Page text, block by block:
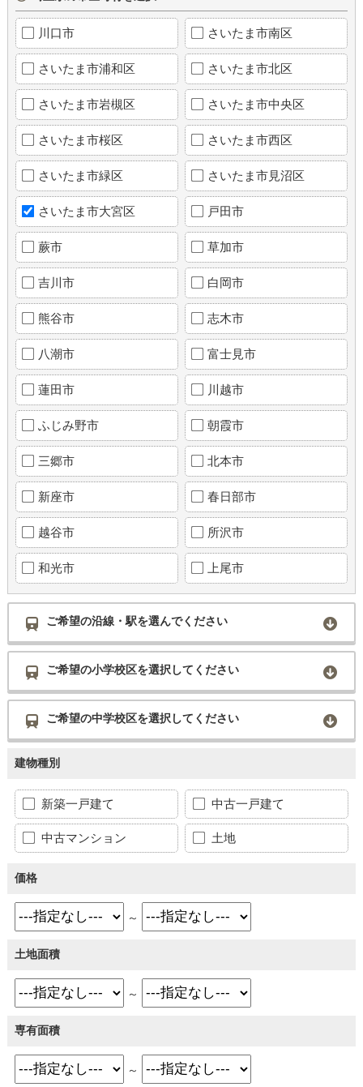
川口市 さいたま市南区
さいたま市浦和区 さいたま市北区
さいたま市岩槻区 さいたま市中央区
さいたま市桜区 さいたま市西区
さいたま市緑区 さいたま市見沼区
さいたま市大宮区 戸田市
蕨市 草加市
吉川市 白岡市
熊谷市 志木市
八潮市 富士見市
蓮田市 川越市
ふじみ野市 朝霞市
三郷市 北本市
新座市 春日部市
越谷市 所沢市
和光市 上尾市
ご希望の沿線・駅を選んでください
ご希望の小学校区を選択してください
ご希望の中学校区を選択してください
建物種別
新築一戸建て 中古一戸建て
中古マンション 土地
価格
～
土地面積
～
専有面積
～